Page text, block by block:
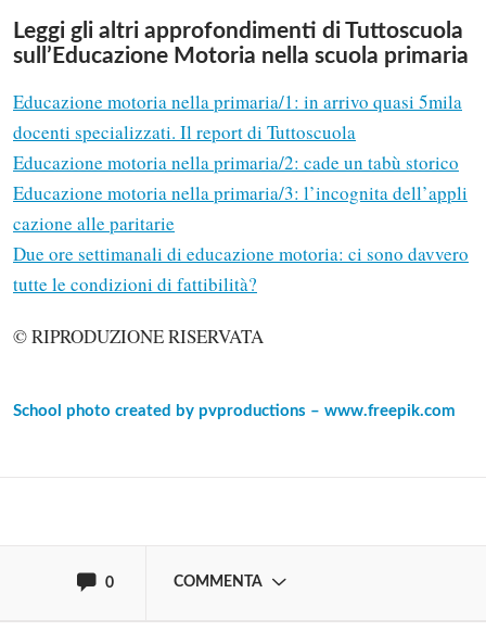
Leggi gli altri approfondimenti di Tuttoscuola
sull’Educazione Motoria nella scuola primaria
Educazione motoria nella primaria/1: in arrivo quasi 5mila
docenti specializzati. Il report di Tuttoscuola
Educazione motoria nella primaria/2: cade un tabù storico
Educazione motoria nella primaria/3: l’incognita dell’appli
cazione alle paritarie
Due ore settimanali di educazione motoria: ci sono davvero
tutte le condizioni di fattibilità?
© RIPRODUZIONE RISERVATA
School photo created by pvproductions – www.freepik.com
0 COMMENTA
Solo gli utenti registrati possono
Effettua il o